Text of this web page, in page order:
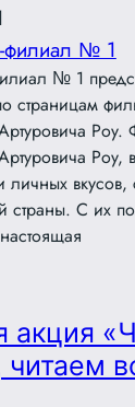
филиал № 1
№ 1
страницам
Роу,
личных
страны. С их
акция
читаем